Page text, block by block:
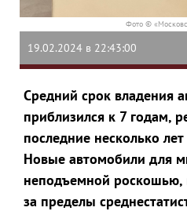
Фото ©
19.02.2024 в 22:43:00
Средний срок владения
приблизился к 7 годам,
последние несколько
Новые автомобили для
неподъемной роскошью,
за пределы